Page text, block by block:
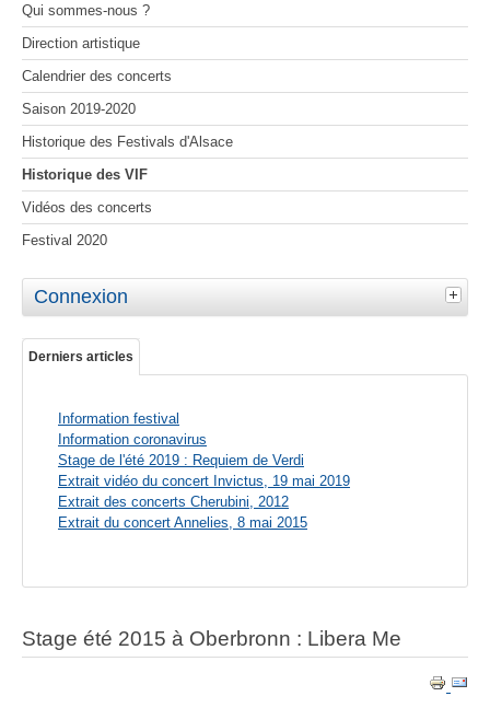
Qui sommes-nous ?
Direction artistique
Calendrier des concerts
Saison 2019-2020
Historique des Festivals d'Alsace
Historique des VIF
Vidéos des concerts
Festival 2020
Connexion
Derniers articles
Information festival
Information coronavirus
Stage de l'été 2019 : Requiem de Verdi
Extrait vidéo du concert Invictus, 19 mai 2019
Extrait des concerts Cherubini, 2012
Extrait du concert Annelies, 8 mai 2015
Stage été 2015 à Oberbronn : Libera Me